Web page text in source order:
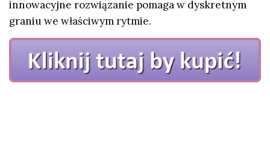
innowacyjne rozwiązanie pomaga w dyskretnym
graniu we właściwym rytmie.